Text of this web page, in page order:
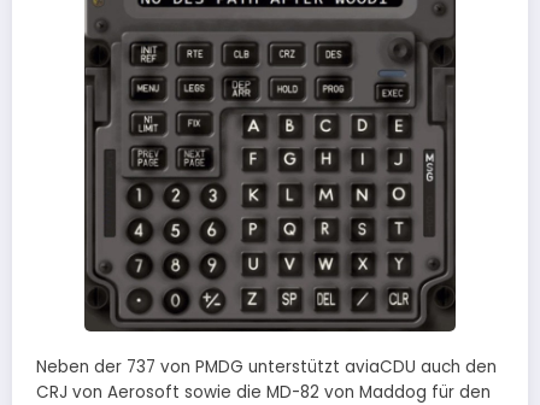
Neben der 737 von PMDG unterstützt aviaCDU auch den
CRJ von Aerosoft sowie die MD-82 von Maddog für den